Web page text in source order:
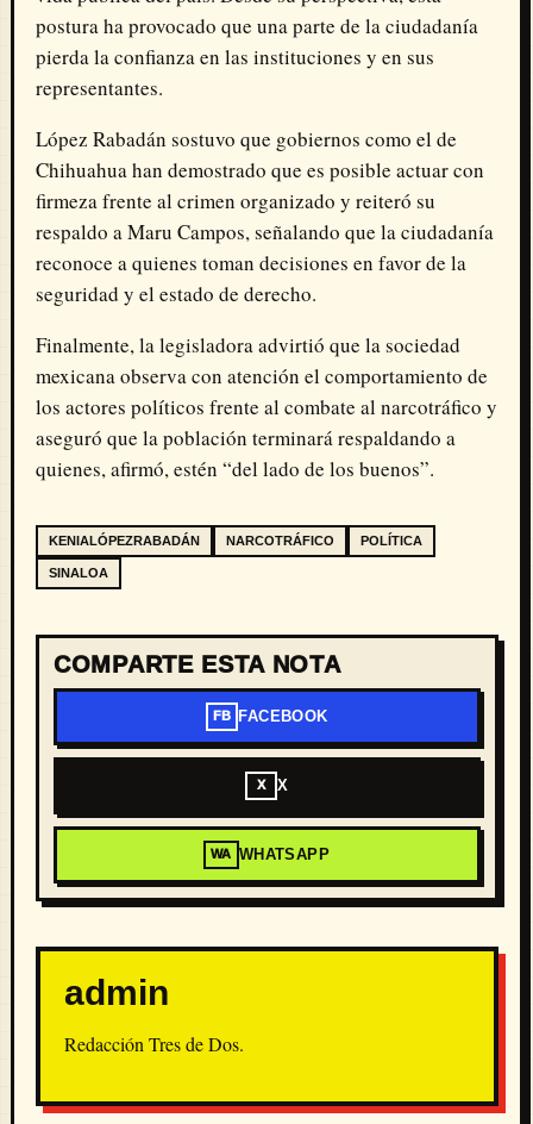
postura ha provocado que una parte de la ciudadanía
pierda la confianza en las instituciones y en sus
representantes.
López Rabadán sostuvo que gobiernos como el de
Chihuahua han demostrado que es posible actuar con
firmeza frente al crimen organizado y reiteró su
respaldo a Maru Campos, señalando que la ciudadanía
reconoce a quienes toman decisiones en favor de la
seguridad y el estado de derecho.
Finalmente, la legisladora advirtió que la sociedad
mexicana observa con atención el comportamiento de
los actores políticos frente al combate al narcotráfico y
aseguró que la población terminará respaldando a
quienes, afirmó, estén “del lado de los buenos”.
KENIALÓPEZRABADÁN NARCOTRÁFICO POLÍTICA
SINALOA
COMPARTE ESTA NOTA
FB FACEBOOK
X X
WA WHATSAPP
admin
Redacción Tres de Dos.